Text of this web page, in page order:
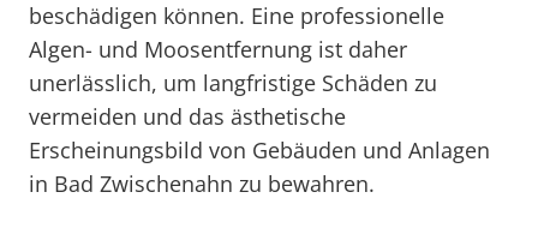
beschädigen können. Eine professionelle
Algen- und Moosentfernung ist daher
unerlässlich, um langfristige Schäden zu
vermeiden und das ästhetische
Erscheinungsbild von Gebäuden und Anlagen
in Bad Zwischenahn zu bewahren.